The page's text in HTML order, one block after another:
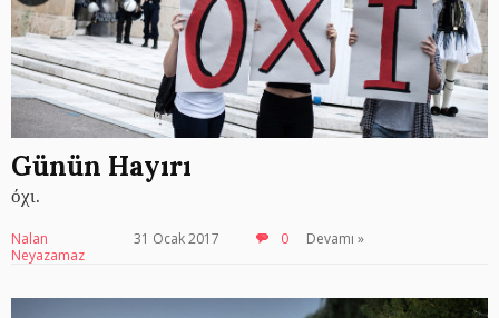
Günün Hayırı
όχι.
Nalan
Neyazamaz
31 Ocak 2017 0 Devamı »